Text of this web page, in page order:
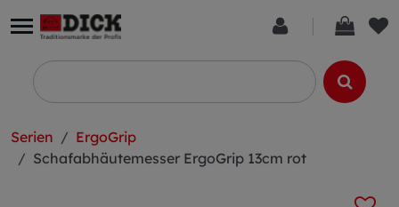
Serien
ErgoGrip
Schafabhäutemesser ErgoGrip 13cm rot